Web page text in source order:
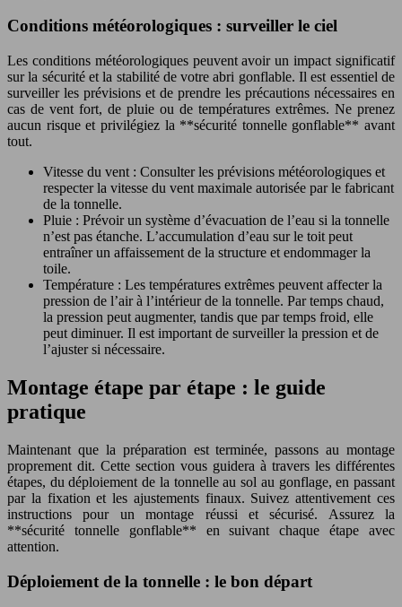
Conditions météorologiques : surveiller le ciel
Les conditions météorologiques peuvent avoir un impact significatif
sur la sécurité et la stabilité de votre abri gonflable. Il est essentiel de
surveiller les prévisions et de prendre les précautions nécessaires en
cas de vent fort, de pluie ou de températures extrêmes. Ne prenez
aucun risque et privilégiez la **sécurité tonnelle gonflable** avant
tout.
Vitesse du vent : Consulter les prévisions météorologiques et
respecter la vitesse du vent maximale autorisée par le fabricant
de la tonnelle.
Pluie : Prévoir un système d’évacuation de l’eau si la tonnelle
n’est pas étanche. L’accumulation d’eau sur le toit peut
entraîner un affaissement de la structure et endommager la
toile.
Température : Les températures extrêmes peuvent affecter la
pression de l’air à l’intérieur de la tonnelle. Par temps chaud,
la pression peut augmenter, tandis que par temps froid, elle
peut diminuer. Il est important de surveiller la pression et de
l’ajuster si nécessaire.
Montage étape par étape : le guide
pratique
Maintenant que la préparation est terminée, passons au montage
proprement dit. Cette section vous guidera à travers les différentes
étapes, du déploiement de la tonnelle au sol au gonflage, en passant
par la fixation et les ajustements finaux. Suivez attentivement ces
instructions pour un montage réussi et sécurisé. Assurez la
**sécurité tonnelle gonflable** en suivant chaque étape avec
attention.
Déploiement de la tonnelle : le bon départ